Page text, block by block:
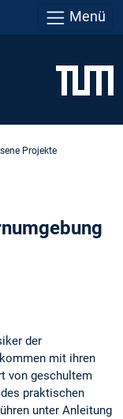
Menü
Projekte
der
mit ihren
von geschultem
praktischen
unter Anleitung